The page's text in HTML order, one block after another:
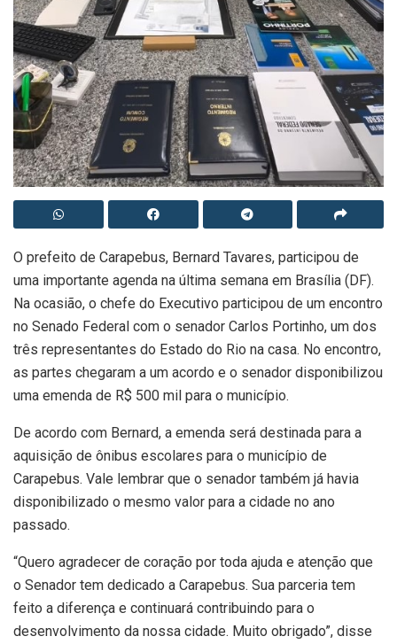
O prefeito de Carapebus, Bernard Tavares, participou de
uma importante agenda na última semana em Brasília (DF).
Na ocasião, o chefe do Executivo participou de um encontro
no Senado Federal com o senador Carlos Portinho, um dos
três representantes do Estado do Rio na casa. No encontro,
as partes chegaram a um acordo e o senador disponibilizou
uma emenda de R$ 500 mil para o município.
De acordo com Bernard, a emenda será destinada para a
aquisição de ônibus escolares para o município de
Carapebus. Vale lembrar que o senador também já havia
disponibilizado o mesmo valor para a cidade no ano
passado.
“Quero agradecer de coração por toda ajuda e atenção que
o Senador tem dedicado a Carapebus. Sua parceria tem
feito a diferença e continuará contribuindo para o
desenvolvimento da nossa cidade. Muito obrigado”, disse